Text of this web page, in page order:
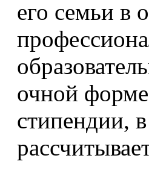
его семьи в
очной
стипендии,